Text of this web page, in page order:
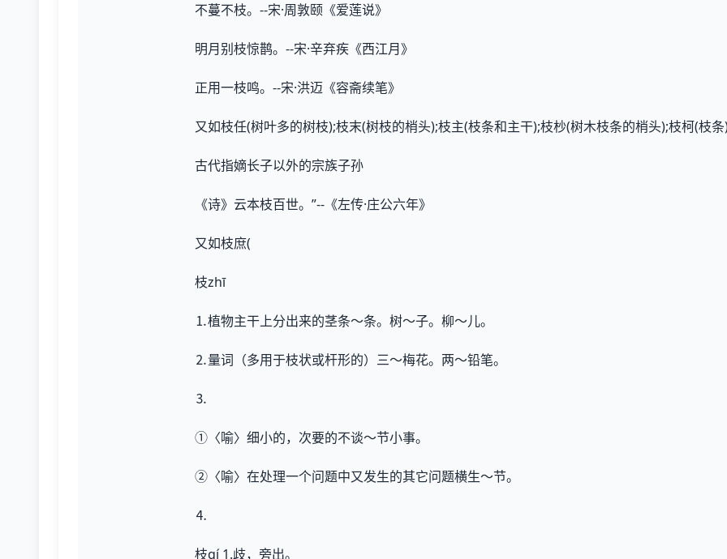
不蔓不枝。--宋·周敦颐《爱莲说》
明月别枝惊鹊。--宋·辛弃疾《西江月》
正用一枝鸣。--宋·洪迈《容斋续笔》
又如枝任(树叶多的树枝);枝末(树枝的梢头);枝主(枝条和主干);枝杪(树木枝条的梢头);枝柯(枝
古代指嫡长子以外的宗族子孙
《诗》云本枝百世。”--《左传·庄公六年》
又如枝庶(
枝zhī
⒈植物主干上分出来的茎条～条。树～子。柳～儿。
⒉量词（多用于枝状或杆形的）三～梅花。两～铅笔。
⒊
①〈喻〉细小的，次要的不谈～节小事。
②〈喻〉在处理一个问题中又发生的其它问题横生～节。
⒋
枝qí 1.歧，旁出。